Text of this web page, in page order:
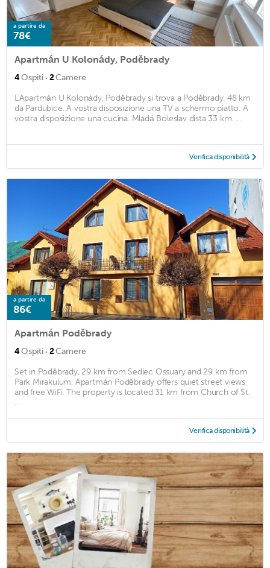
a partire da
78€
Apartmán U Kolonády, Poděbrady
4Ospiti · 2Camere
L'Apartmán U Kolonády, Poděbrady si trova a Poděbrady. 48 km
da Pardubice. A vostra disposizione una TV a schermo piatto. A
vostra disposizione una cucina. Mladá Boleslav dista 33 km. ...
Verifica disponibilità
a partire da
86€
Apartmán Poděbrady
4Ospiti · 2Camere
Set in Poděbrady, 29 km from Sedlec Ossuary and 29 km from
Park Mirakulum, Apartmán Poděbrady offers quiet street views
and free WiFi. The property is located 31 km from Church of St.
...
Verifica disponibilità